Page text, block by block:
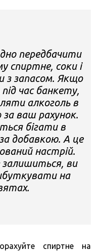
передбачити
спиртне, соки і
з запасом. Якщо
час банкету,
алкоголь в
за ваш рахунок.
бігати в
добавкою. А це
настрій.
ви
на
спиртне на